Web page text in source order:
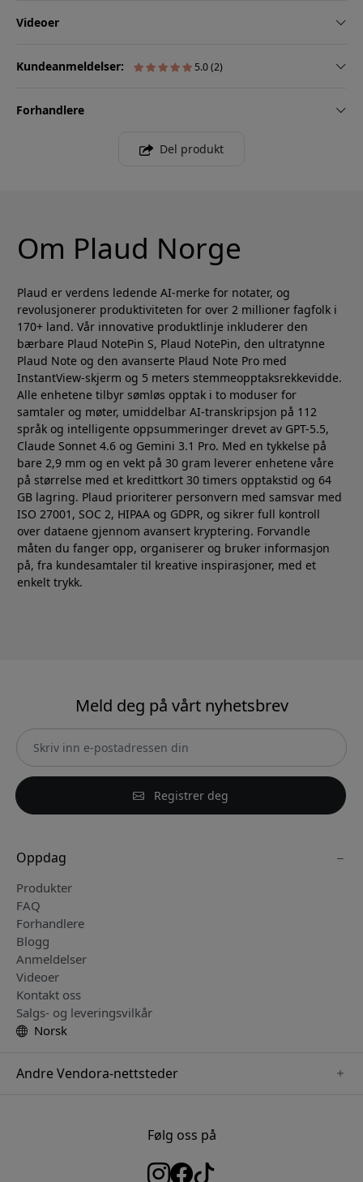
Videoer
Kundeanmeldelser: 5.0 (2)
Forhandlere
Del produkt
Om Plaud Norge
Plaud er verdens ledende AI-merke for notater, og
revolusjonerer produktiviteten for over 2 millioner fagfolk i
170+ land. Vår innovative produktlinje inkluderer den
bærbare Plaud NotePin S, Plaud NotePin, den ultratynne
Plaud Note og den avanserte Plaud Note Pro med
InstantView-skjerm og 5 meters stemmeopptaksrekkevidde.
Alle enhetene tilbyr sømløs opptak i to moduser for
samtaler og møter, umiddelbar AI-transkripsjon på 112
språk og intelligente oppsummeringer drevet av GPT-5.5,
Claude Sonnet 4.6 og Gemini 3.1 Pro. Med en tykkelse på
bare 2,9 mm og en vekt på 30 gram leverer enhetene våre
på størrelse med et kredittkort 30 timers opptakstid og 64
GB lagring. Plaud prioriterer personvern med samsvar med
ISO 27001, SOC 2, HIPAA og GDPR, og sikrer full kontroll
over dataene gjennom avansert kryptering. Forvandle
måten du fanger opp, organiserer og bruker informasjon
på, fra kundesamtaler til kreative inspirasjoner, med et
enkelt trykk.
Meld deg på vårt nyhetsbrev
Registrer deg
Oppdag
Produkter
FAQ
Forhandlere
Blogg
Anmeldelser
Videoer
Kontakt oss
Salgs- og leveringsvilkår
Norsk
Andre Vendora-nettsteder
Følg oss på